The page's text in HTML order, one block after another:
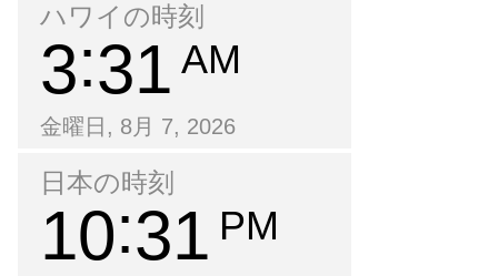
ハワイの時刻
3 31 AM
金曜日, 8月 7, 2026
日本の時刻
10 31 PM